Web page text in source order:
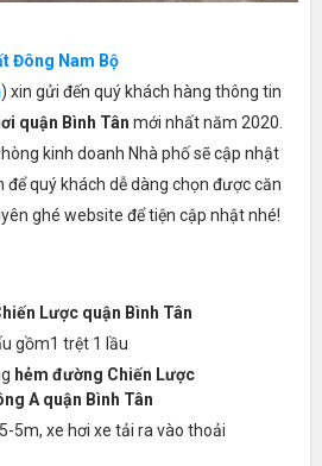
Đông Nam Bộ
) xin gửi đến quý khách hàng thông tin
quận Bình Tân mới nhất năm 2020.
kinh doanh Nhà phố sẽ cập nhật
quý khách dễ dàng chọn được căn
ghé website để tiện cập nhật nhé!
Lược quận Bình Tân
gồm1 trệt 1 lầu
hẻm đường Chiến Lược
A quận Bình Tân
5m, xe hơi xe tải ra vào thoải